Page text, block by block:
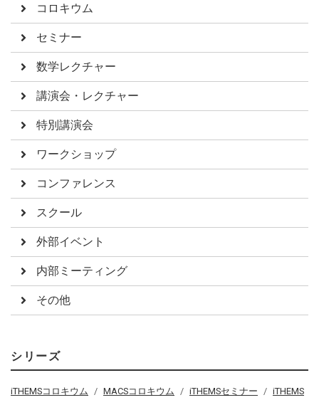
コロキウム
セミナー
数学レクチャー
講演会・レクチャー
特別講演会
ワークショップ
コンファレンス
スクール
外部イベント
内部ミーティング
その他
シリーズ
iTHEMSコロキウム MACSコロキウム iTHEMSセミナー
iTHEMS